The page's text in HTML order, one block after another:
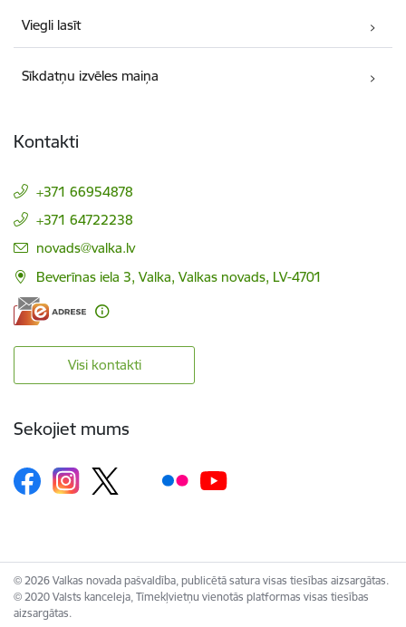
Viegli lasīt
Sīkdatņu izvēles maiņa
Kontakti
+371 66954878
+371 64722238
E-pasts:
novads@valka.lv
Beverīnas iela 3, Valka, Valkas novads, LV-4701
Visi kontakti
Sekojiet mums
© 2026 Valkas novada pašvaldība, publicētā satura visas tiesības aizsargātas.
© 2020 Valsts kanceleja, Tīmekļvietņu vienotās platformas visas tiesības
aizsargātas.